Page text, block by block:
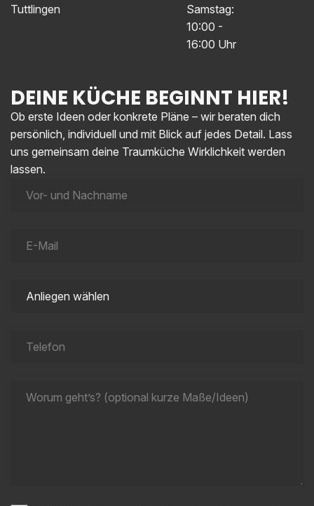
Tuttlingen
Samstag:
10:00 -
16:00 Uhr
DEINE KÜCHE BEGINNT HIER!
Ob erste Ideen oder konkrete Pläne – wir beraten dich
persönlich, individuell und mit Blick auf jedes Detail. Lass
uns gemeinsam deine Traumküche Wirklichkeit werden
lassen.